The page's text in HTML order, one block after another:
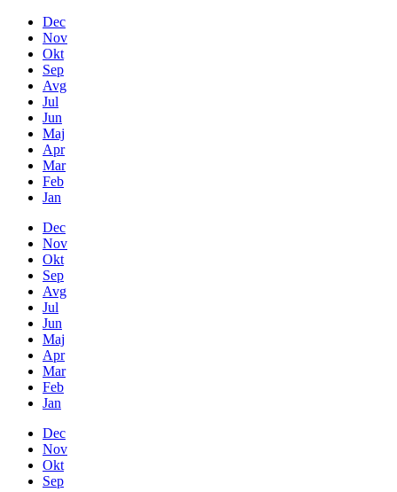
Dec
Nov
Okt
Sep
Avg
Jul
Jun
Maj
Apr
Mar
Feb
Jan
Dec
Nov
Okt
Sep
Avg
Jul
Jun
Maj
Apr
Mar
Feb
Jan
Dec
Nov
Okt
Sep